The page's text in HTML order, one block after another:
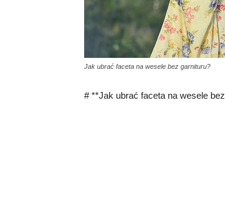
Jak ubrać faceta na wesele bez garnituru?
# **Jak ubrać faceta na wesele